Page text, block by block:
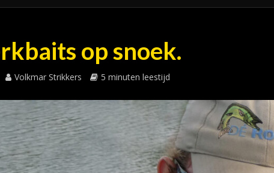
op snoek.
Volkmar Strikkers 5 minuten leestijd